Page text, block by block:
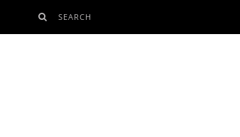
TO
SEARCH